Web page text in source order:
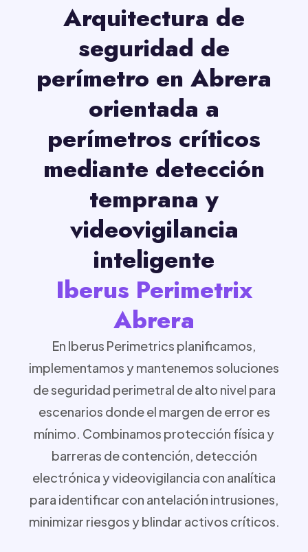
Arquitectura de
seguridad de
perímetro en Abrera
orientada a
perímetros críticos
mediante detección
temprana y
videovigilancia
inteligente
Iberus Perimetrix
Abrera
En Iberus Perimetrics planificamos,
implementamos y mantenemos soluciones
de seguridad perimetral de alto nivel para
escenarios donde el margen de error es
mínimo. Combinamos protección física y
barreras de contención, detección
electrónica y videovigilancia con analítica
para identificar con antelación intrusiones,
minimizar riesgos y blindar activos críticos.